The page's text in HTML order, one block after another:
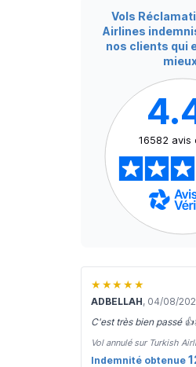
Vols
Airlines
nos clients qui
16582 avis
★★★★★
ADBELLAH, 04/08/
C'est très bien passé
Vol annulé sur Turkish
Indemnité obtenue